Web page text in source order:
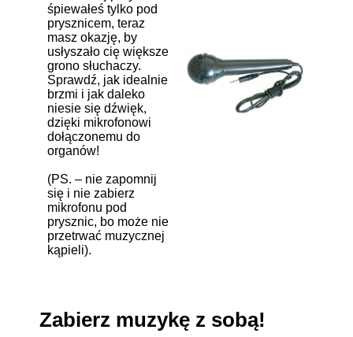
śpiewałeś tylko pod
prysznicem, teraz
masz okazję, by
usłyszało cię większe
grono słuchaczy.
Sprawdź, jak idealnie
brzmi i jak daleko
niesie się dźwięk,
dzięki mikrofonowi
dołączonemu do
organów!
(PS. – nie zapomnij
się i nie zabierz
mikrofonu pod
prysznic, bo może nie
przetrwać muzycznej
kąpieli).
Zabierz muzykę z sobą!